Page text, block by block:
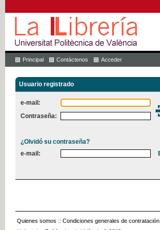
Principal Contáctenos Acceder
Usuario registrado
e-mail:
Contraseña:
¿Olvidó su contraseña?
e-mail:
Quienes somos :: Condiciones generales de contratación